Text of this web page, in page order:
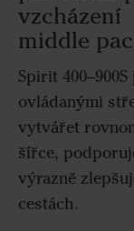
vzcházení
middle
Spirit
ovládanými
vytvářet
šířce,
výrazně
cestách.